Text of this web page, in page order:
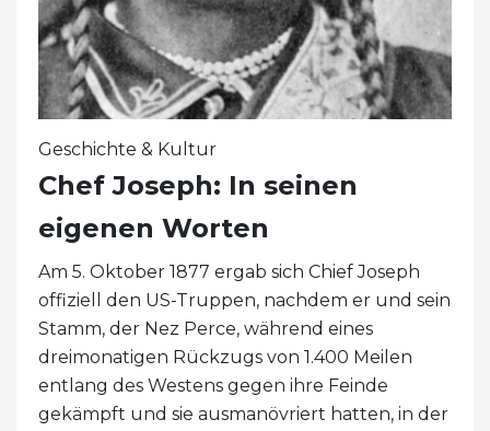
Geschichte & Kultur
Chef Joseph: In seinen
eigenen Worten
Am 5. Oktober 1877 ergab sich Chief Joseph
offiziell den US-Truppen, nachdem er und sein
Stamm, der Nez Perce, während eines
dreimonatigen Rückzugs von 1.400 Meilen
entlang des Westens gegen ihre Feinde
gekämpft und sie ausmanövriert hatten, in der